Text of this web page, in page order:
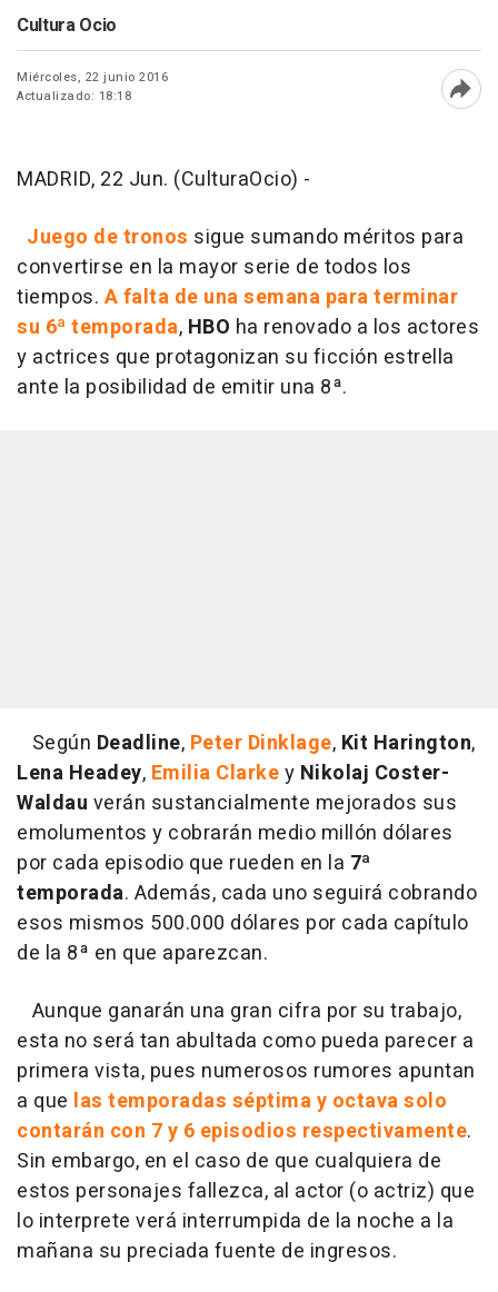
Cultura Ocio
Miércoles, 22 junio 2016
Actualizado: 18:18
MADRID, 22 Jun. (CulturaOcio) -
Juego de tronos sigue sumando méritos para
convertirse en la mayor serie de todos los
tiempos. A falta de una semana para terminar
su 6ª temporada, HBO ha renovado a los actores
y actrices que protagonizan su ficción estrella
ante la posibilidad de emitir una 8ª.
Según Deadline, Peter Dinklage, Kit Harington,
Lena Headey, Emilia Clarkey Nikolaj Coster-
Waldau verán sustancialmente mejorados sus
emolumentos y cobrarán medio millón dólares
por cada episodio que rueden en la 7ª
temporada. Además, cada uno seguirá cobrando
esos mismos 500.000 dólares por cada capítulo
de la 8ª en que aparezcan.
Aunque ganarán una gran cifra por su trabajo,
esta no será tan abultada como pueda parecer a
primera vista, pues numerosos rumores apuntan
a que las temporadas séptima y octava solo
contarán con 7 y 6 episodios respectivamente.
Sin embargo, en el caso de que cualquiera de
estos personajes fallezca, al actor (o actriz) que
lo interprete verá interrumpida de la noche a la
mañana su preciada fuente de ingresos.